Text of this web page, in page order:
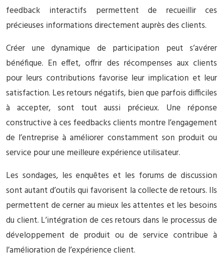
feedback interactifs permettent de recueillir ces
précieuses informations directement auprès des clients.
Créer une dynamique de participation peut s’avérer
bénéfique. En effet, offrir des récompenses aux clients
pour leurs contributions favorise leur implication et leur
satisfaction. Les retours négatifs, bien que parfois difficiles
à accepter, sont tout aussi précieux. Une réponse
constructive à ces feedbacks clients montre l’engagement
de l’entreprise à améliorer constamment son produit ou
service pour une meilleure expérience utilisateur.
Les sondages, les enquêtes et les forums de discussion
sont autant d’outils qui favorisent la collecte de retours. Ils
permettent de cerner au mieux les attentes et les besoins
du client. L’intégration de ces retours dans le processus de
développement de produit ou de service contribue à
l’amélioration de l’expérience client.